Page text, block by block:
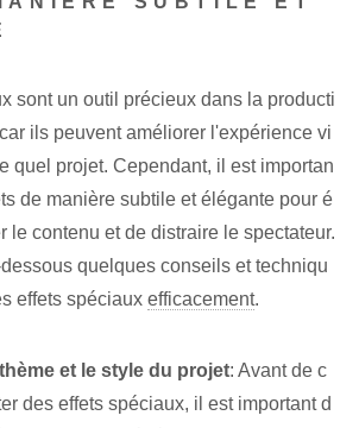
sont un outil précieux dans la producti
ils peuvent améliorer l'expérience vi
quel projet. Cependant, il est importan
de manière subtile et élégante pour é
le contenu et de distraire le spectateur.
quelques conseils et techniqu
effets spéciaux efficacement.
et le style du projet: Avant de c
des effets spéciaux, il est important d